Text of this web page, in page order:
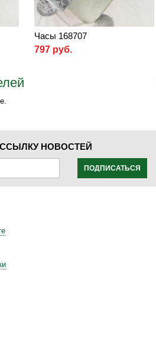
Часы 168707
797 руб.
НОВОСТЕЙ
ПОДПИСАТЬСЯ